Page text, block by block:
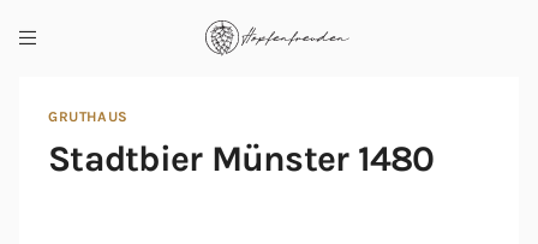
GRUTHAUS
Stadtbier Münster 1480